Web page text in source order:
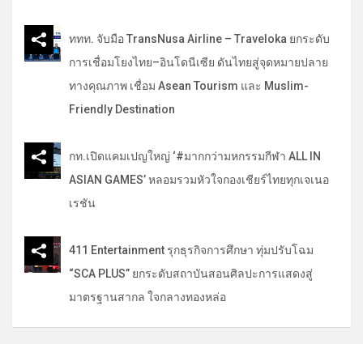
ททท. จับมือ TransNusa Airline – Traveloka ยกระดับ
การเชื่อมโยงไทย–อินโดนีเซีย ดันไทยสู่จุดหมายปลาย
ทางคุณภาพ เชื่อม Asean Tourism และ Muslim-
Friendly Destination
กท.เปิดแคมเปญใหญ่ ‘#มากกว่ามหกรรมกีฬา ALL IN
ASIAN GAMES’ หลอมรวมหัวใจกองเชียร์ไทยทุกเจเนอ
เรชัน
411 Entertainment รุกธุรกิจการศึกษา ทุ่มปรับโฉม
“SCA PLUS” ยกระดับสถาบันสอนศิลปะการแสดงสู่
มาตรฐานสากล ใจกลางทองหล่อ